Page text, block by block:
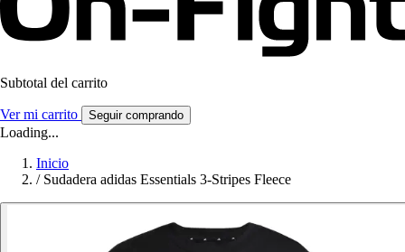
Subtotal del carrito
Ver mi carrito Seguir comprando
Loading...
Inicio
/ Sudadera adidas Essentials 3-Stripes Fleece